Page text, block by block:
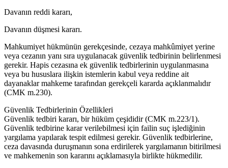
Davanın reddi kararı,
Davanın düşmesi kararı.
Mahkumiyet hükmünün gerekçesinde, cezaya mahkûmiyet yerine
veya cezanın yanı sıra uygulanacak güvenlik tedbirinin belirlenmesi
gerekir. Hapis cezasına ek güvenlik tedbirlerinin uygulanmasına
veya bu hususlara ilişkin istemlerin kabul veya reddine ait
dayanaklar mahkeme tarafından gerekçeli kararda açıklanmalıdır
(CMK m.230).
Güvenlik Tedbirlerinin Özellikleri
Güvenlik tedbiri kararı, bir hüküm çeşididir (CMK m.223/1).
Güvenlik tedbirine karar verilebilmesi için failin suç işlediğinin
yargılama yapılarak tespit edilmesi gerekir. Güvenlik tedbirlerine,
ceza davasında duruşmanın sona erdirilerek yargılamanın bitirilmesi
ve mahkemenin son kararını açıklamasıyla birlikte hükmedilir.